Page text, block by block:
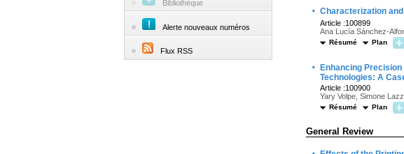
Bibliothèque
Alerte nouveaux numéros
Flux RSS
· Characterization and
Article :100899
Ana Lucía Sánchez-
Résumé Plan
·
Enhancing
Technologies: A
Article :100900
Yary Volpe, Simone
Résumé Plan
General Review